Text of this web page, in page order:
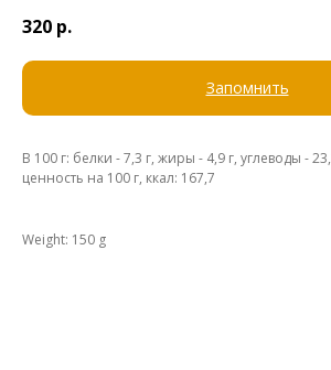
320 р.
Запомнить
В 100 г: белки - 7,3 г, жиры - 4,9 г, углеводы -
ценность на 100 г, ккал: 167,7
Weight: 150 g